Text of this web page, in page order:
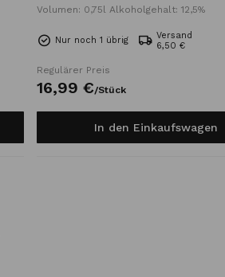
Volumen: 0,75l Alkoholgehalt: 12,5%
Nur noch 1 übrig
Versand
6,50 €
Regulärer Preis
16,99 €/Stück
In den Einkaufswagen